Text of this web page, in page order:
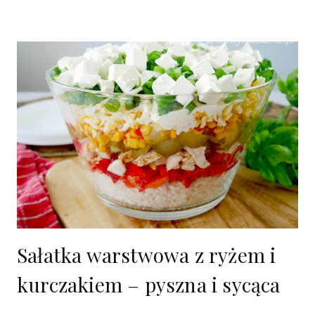
Sałatka warstwowa z ryżem i
kurczakiem – pyszna i sycąca